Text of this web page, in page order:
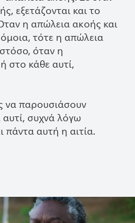
εξετάζονται και το
η απώλεια ακοής και
τότε η απώλεια
όταν η
στο κάθε αυτί,
να παρουσιάσουν
συχνά λόγω
πάντα αυτή η αιτία.